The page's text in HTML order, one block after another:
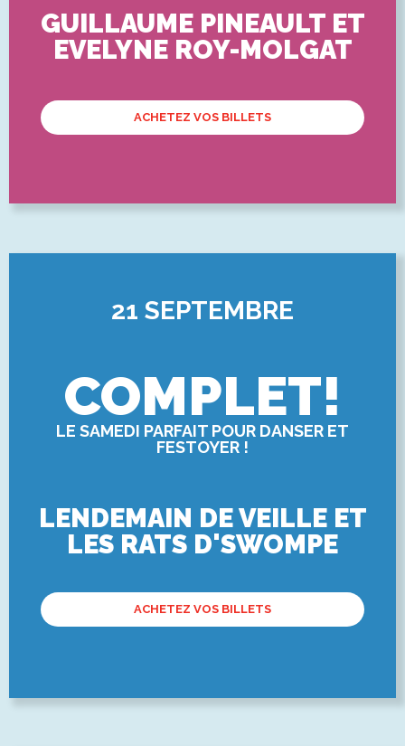
GUILLAUME PINEAULT ET
EVELYNE ROY-MOLGAT
ACHETEZ VOS BILLETS
21 SEPTEMBRE
COMPLET!
LE SAMEDI PARFAIT POUR DANSER ET
FESTOYER !
LENDEMAIN DE VEILLE ET
LES RATS D'SWOMPE
ACHETEZ VOS BILLETS